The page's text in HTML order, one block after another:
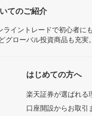
てのご紹介
ライントレードで初心者
グローバル投資商品も充実
はじめての方へ
楽天証券が選ばれる
口座開設からお取引